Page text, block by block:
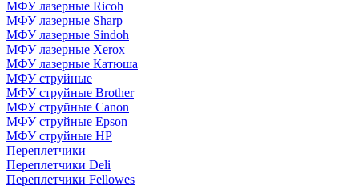
МФУ лазерные Ricoh
МФУ лазерные Sharp
МФУ лазерные Sindoh
МФУ лазерные Xerox
МФУ лазерные Катюша
МФУ струйные
МФУ струйные Brother
МФУ струйные Canon
МФУ струйные Epson
МФУ струйные HP
Переплетчики
Переплетчики Deli
Переплетчики Fellowes